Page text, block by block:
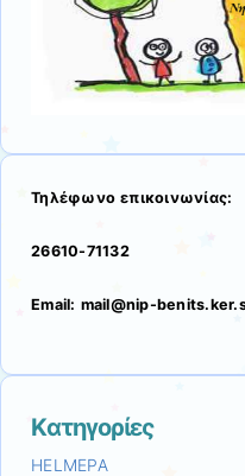
Τηλέφωνο επικοινωνίας:
26610-71132
Email: mail@nip-
Kατηγορίες
HELMEPA